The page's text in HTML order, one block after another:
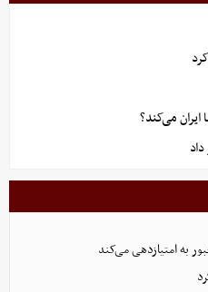
ایران می‌کند؟
به امتیازدهی می‌کند